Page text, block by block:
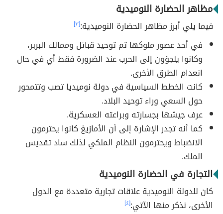
مظاهر الحضارة النوميدية
فيما يلي أبرز مظاهر الحضارة النوميدية:[٣]
في أحد عصور ملوكها تم توحيد قبائل وممالك البربر،
وكانوا يلجؤون إلى الحرب عند الضرورة فقط أي في حال
انعدام الطرق الأخرى.
كانت الخطط السياسية في دولة نوميديا تصب وتتمحور
حول السعي وراء توحيد البلاد.
عرف جيشها بجسارته وبراعته العسكرية.
كما أنه تجدر الإشارة إلى أن الأمازيغ كانوا يحترمون
الانضباط ويحترمون النظام الملكي لذلك ساد تقديس
الملك.
التجارة في الحضارة النوميدية
كان للدولة النوميدية علاقات تجارية متعددة مع الدول
الأخرى، نذكر منها الآتي:[٤]